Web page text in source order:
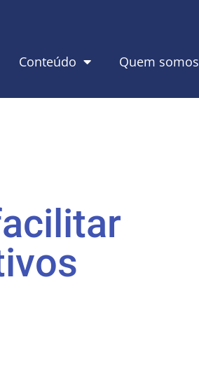
Conteúdo Quem somos